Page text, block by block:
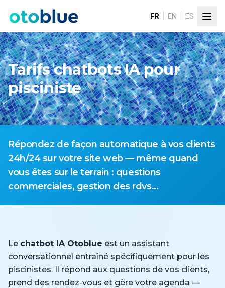
FR EN ES
Tarifs chatbots IA pour
pisciniste
Répondez de façon automatique à vos clients
24h/24 sur votre site web — même quand
vous êtes sur le terrain : questions
commerciales, gestion des rdvs...
Le chatbot IA Otoblue est un assistant
conversationnel entraîné spécifiquement pour les
piscinistes. Il répond aux questions de vos clients,
prend des rendez-vous et gère votre agenda —